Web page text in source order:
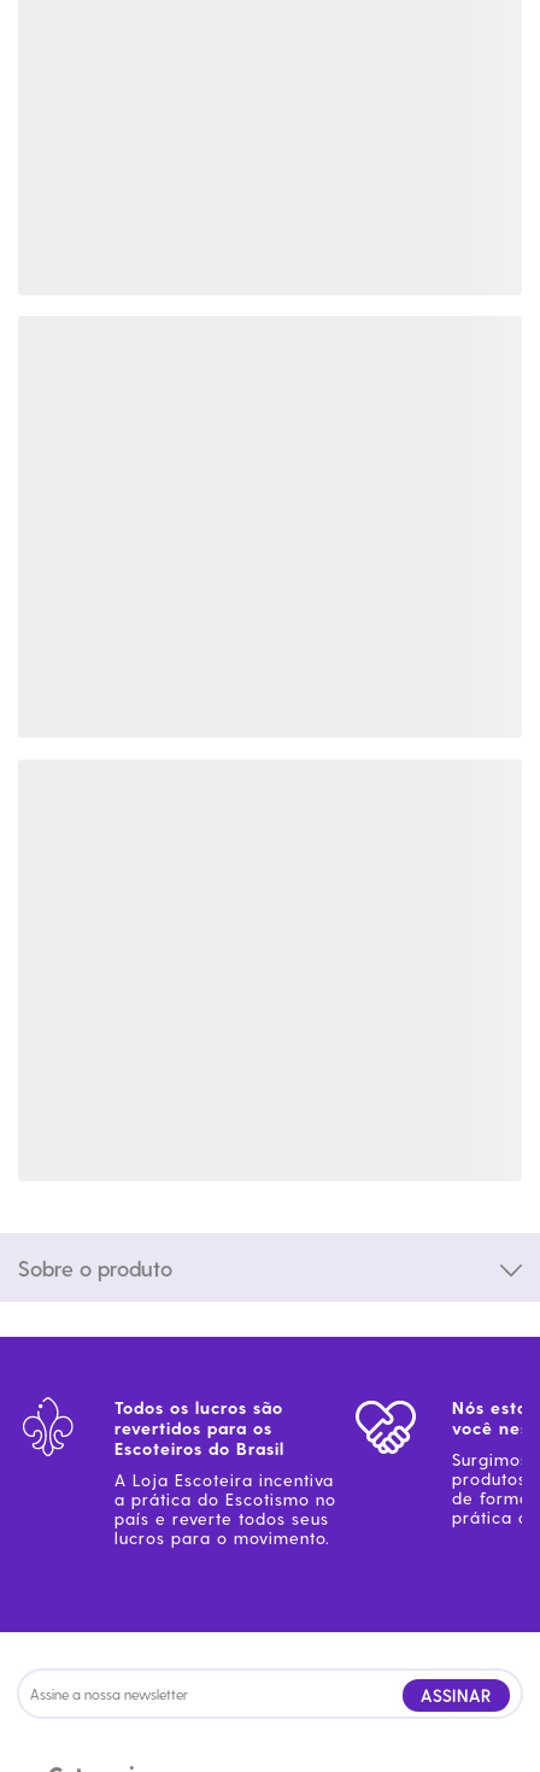
Sobre o produto
Todos os lucros são
revertidos para os
Escoteiros do Brasil
A Loja Escoteira incentiva
a prática do Escotismo no
país e reverte todos seus
lucros para o movimento.
Nós
você
Surgimos
produtos
de forma
prática
ASSINAR